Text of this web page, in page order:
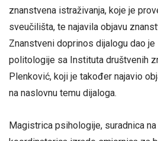
znanstvena istraživanja, koje je
sveučilišta, te najavila objavu
Znanstveni doprinos dijalogu dao
politologije sa Instituta društvenih
Plenković, koji je također najavio
na naslovnu temu dijaloga.
Magistrica psihologije, suradnica